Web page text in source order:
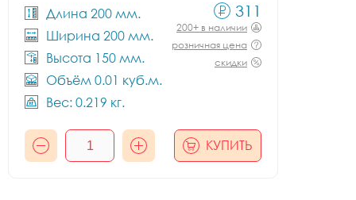
Длина 200 мм.
Ширина 200 мм.
Высота 150 мм.
Объём 0.01 куб.м.
Вес: 0.219 кг.
311
200+ в наличии
розничная цена
скидки
КУПИТЬ